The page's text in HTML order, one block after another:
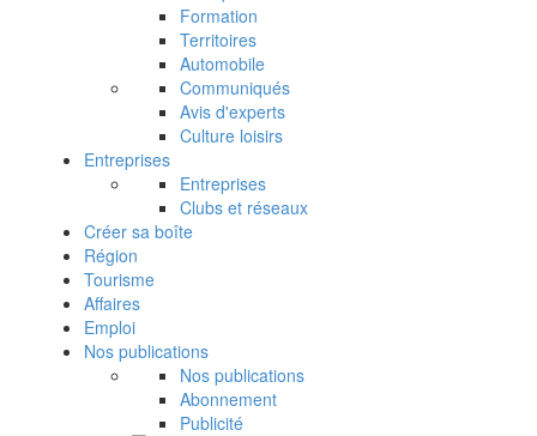
Formation
Territoires
Automobile
Communiqués
Avis d'experts
Culture loisirs
Entreprises
Entreprises
Clubs et réseaux
Créer sa boîte
Région
Tourisme
Affaires
Emploi
Nos publications
Nos publications
Abonnement
Publicité